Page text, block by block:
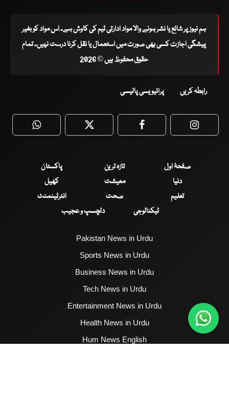
ہم نیوز پر شائع یا نشر ہونے والا مواد ادارتی ٹیم کی کاوش ہے۔ اس مواد کو بغیر
پیشگی اجازت کسی بھی صورت میں استعمال یا نقل کرنا درست نہیں۔ تمام
حقوق محفوظ ہیں © 2026
رابطہ کریں پرائیویسی پالیسی
WhatsApp Twitter Facebook
صفحۂ اول تازہ ترین
پاکستان
دنیا
معیشت
کھیل
تعلیم
صحت
انٹرٹینمنٹ
ٹیکنالوجی
دلچسپ و عجیب
Pakistan News in Urdu
Sports News in Urdu
Business News in Urdu
Tech News in Urdu
Entertainment News in Urdu
Health News in Urdu
Hum News English